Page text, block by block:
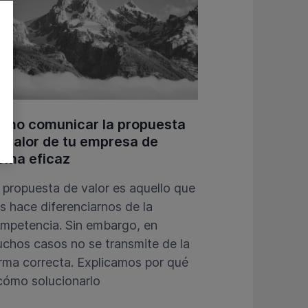
comunicar la propuesta
valor de tu empresa de
eficaz
propuesta de valor es aquello que
hace diferenciarnos de la
Sin embargo, en
casos no se transmite de la
correcta. Explicamos por qué
solucionarlo